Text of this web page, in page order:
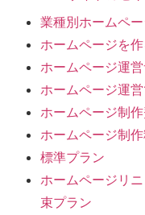
業種別ホームペ
ホームページを
ホームページ運
ホームページ運
ホームページ制
ホームページ制
標準プラン
ホームページリ
束プラン